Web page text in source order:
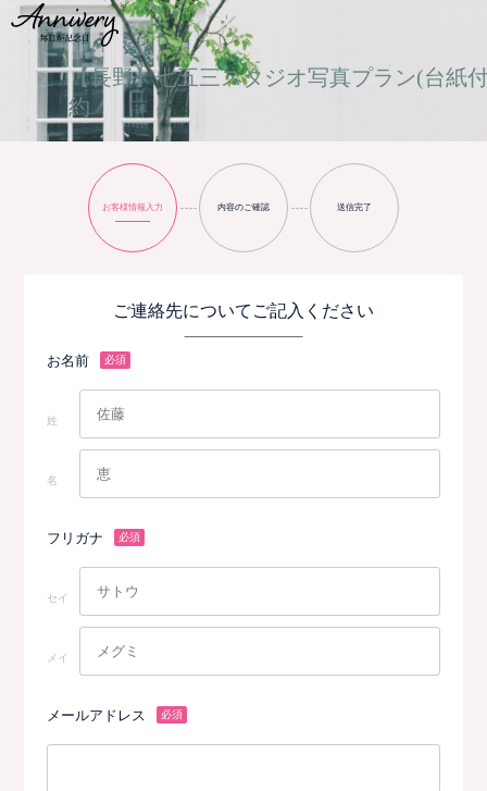
【長野】七五三スタジオ写真プラン(台紙
約
お客様情報入力 内容のご確認 送信完了
ご連絡先についてご記入ください
お名前 必須
姓
名
フリガナ 必須
セイ
メイ
メールアドレス 必須